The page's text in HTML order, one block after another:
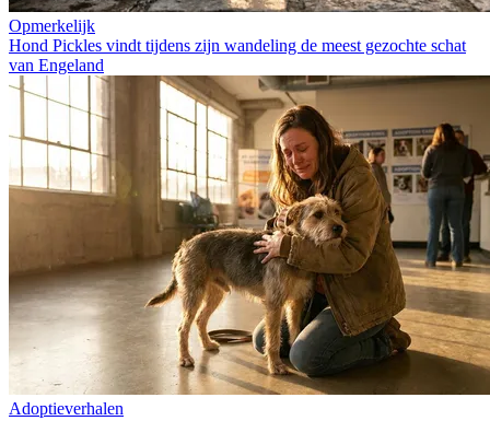
Opmerkelijk
Hond Pickles vindt tijdens zijn wandeling de meest gezochte schat
van Engeland
Adoptieverhalen